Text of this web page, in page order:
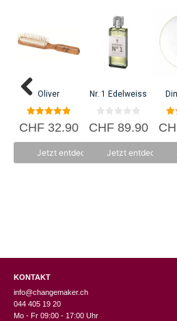
Oliver
5.00
von 5
CHF32.90
Jetzt entdecken
Nr. 1 Edelweiss
0
v
CHF89.90
Jetzt entdecken
KONTAKT
info@changemaker.ch
044 405 19 20
Mo - Fr 09:00 - 17:00 Uhr